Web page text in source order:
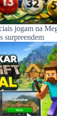
jogam na
surpreendem